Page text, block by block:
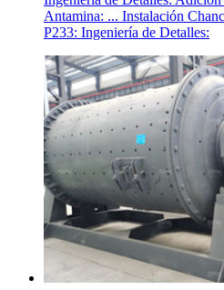
Antamina: ... Instalación
P233: Ingeniería de Detalles: